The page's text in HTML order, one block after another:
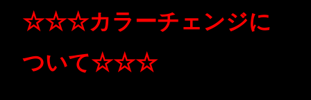
☆☆☆カラーチェンジに
ついて☆☆☆